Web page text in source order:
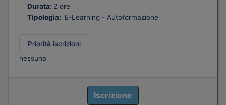
Durata: 2 ore
Tipologia: E-Learning - Autoformazione
Priorità iscrizioni
nessuna
Iscrizione